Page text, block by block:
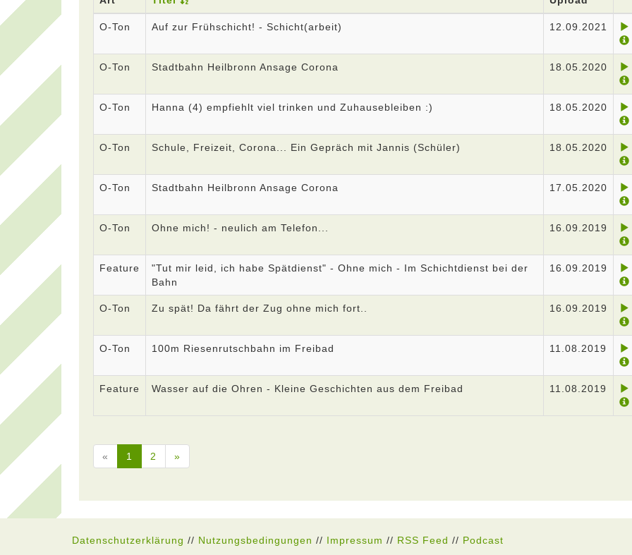
O-Ton Auf zur Frühschicht! - Schicht(arbeit) 12.09.2021
O-Ton Stadtbahn Heilbronn Ansage Corona 18.05.2020
O-Ton Hanna (4) empfiehlt viel trinken und Zuhausebleiben :) 18.05.2020
O-Ton Schule, Freizeit, Corona... Ein Gepräch mit Jannis (Schüler) 18.05.2020
O-Ton Stadtbahn Heilbronn Ansage Corona 17.05.2020
O-Ton Ohne mich! - neulich am Telefon... 16.09.2019
Feature
"Tut mir leid, ich habe Spätdienst" - Ohne mich - Im Schichtdienst bei der
Bahn
16.09.2019
O-Ton Zu spät! Da fährt der Zug ohne mich fort.. 16.09.2019
O-Ton 100m Riesenrutschbahn im Freibad 11.08.2019
Feature Wasser auf die Ohren - Kleine Geschichten aus dem Freibad 11.08.2019
« 1 2 »
Datenschutzerklärung // Nutzungsbedingungen // Impressum // RSS Feed // Podcast